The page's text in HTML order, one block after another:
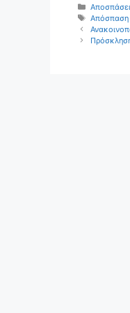
Κατηγορίες
Ετικέτες
Απόσπαση